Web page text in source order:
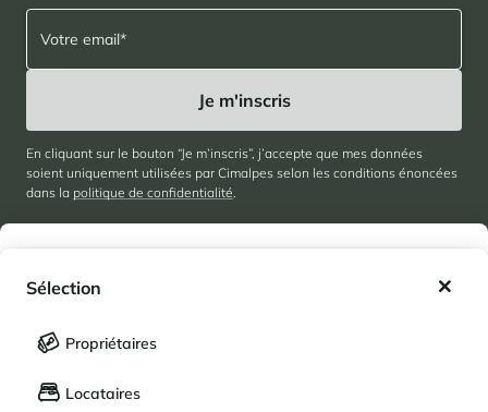
Français
Sélection
Propriétaires
Locataires
À propos
Cimalpes
Suivez-nous
En cliquant sur le bouton “Je m’inscris”, j’accepte que mes données
soient uniquement utilisées par Cimalpes selon les conditions énoncées
dans la politique de confidentialité.